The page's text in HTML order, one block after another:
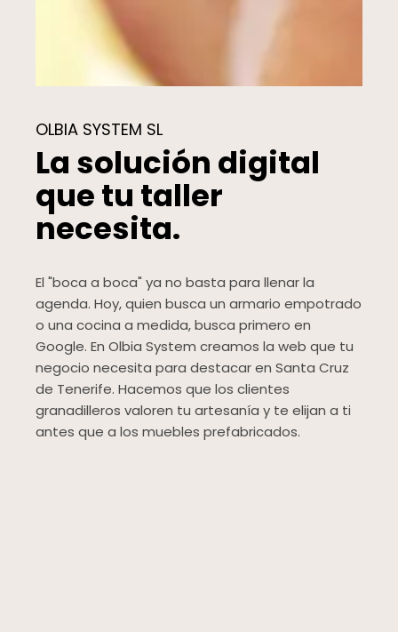
OLBIA SYSTEM SL
La solución digital
que tu taller
necesita.
El "boca a boca" ya no basta para llenar la
agenda. Hoy, quien busca un armario empotrado
o una cocina a medida, busca primero en
Google. En Olbia System creamos la web que tu
negocio necesita para destacar en Santa Cruz
de Tenerife. Hacemos que los clientes
granadilleros valoren tu artesanía y te elijan a ti
antes que a los muebles prefabricados.